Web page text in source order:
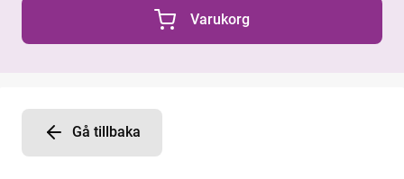
0 Produkter i varukorgen
Varukorg
Gå tillbaka